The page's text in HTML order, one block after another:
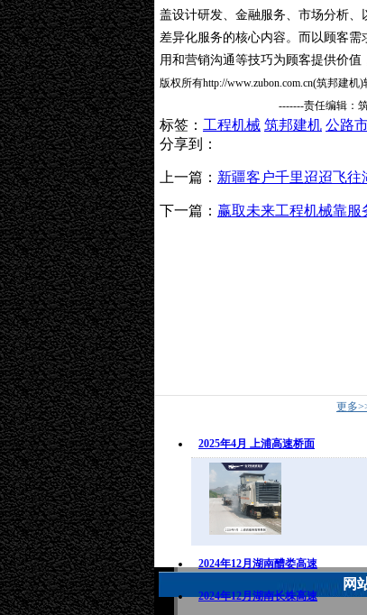
盖设计研发、金融服务、市场分析
差异化服务的核心内容。而以顾客
用和营销沟通等技巧为顾客提供价值
版权所有http://www.zubon.com.cn(筑邦建机
-------责任编辑：筑邦建机
标签： 工程机械 筑邦建机 公路
分享到：
上一篇： 新疆客户千里迢迢飞往
下一篇： 赢取未来工程机械靠服
更多
2025年4月 上浦高速桥面
2024年12月湖南醴娄高速
2024年12月湖南长株高速
网